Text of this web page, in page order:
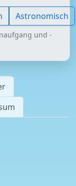
Astronomisch
und -